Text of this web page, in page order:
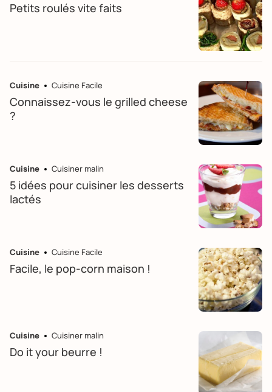
Petits roulés vite faits
Cuisine Cuisine Facile
Connaissez-vous le grilled cheese
?
Cuisine Cuisiner malin
5 idées pour cuisiner les desserts
lactés
Cuisine Cuisine Facile
Facile, le pop-corn maison !
Cuisine Cuisiner malin
Do it your beurre !